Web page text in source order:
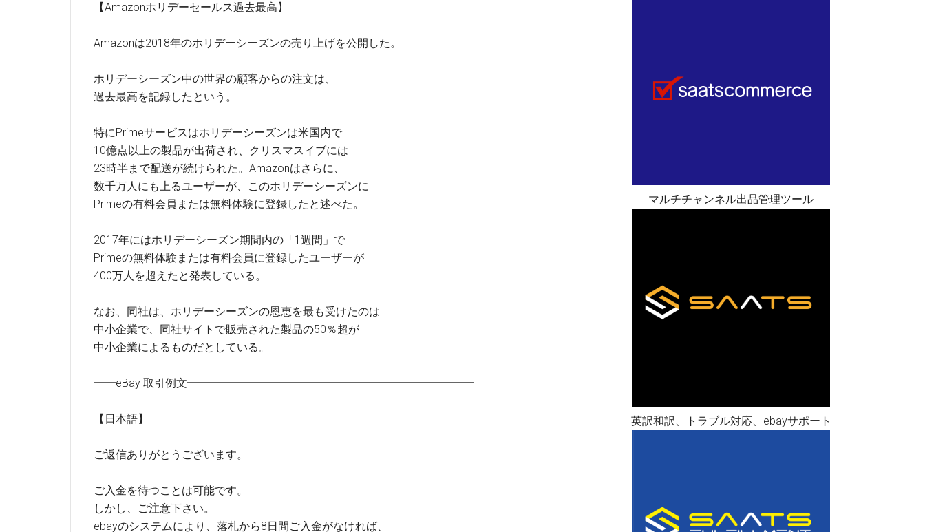
【Amazonホリデーセールス過去最高】
Amazonは2018年のホリデーシーズンの売り上げを公開した。
ホリデーシーズン中の世界の顧客からの注文は、
過去最高を記録したという。
特にPrimeサービスはホリデーシーズンは米国内で
10億点以上の製品が出荷され、クリスマスイブには
23時半まで配送が続けられた。Amazonはさらに、
数千万人にも上るユーザーが、このホリデーシーズンに
Primeの有料会員または無料体験に登録したと述べた。
2017年にはホリデーシーズン期間内の「1週間」で
Primeの無料体験または有料会員に登録したユーザーが
400万人を超えたと発表している。
なお、同社は、ホリデーシーズンの恩恵を最も受けたのは
中小企業で、同社サイトで販売された製品の50％超が
中小企業によるものだとしている。
━━eBay 取引例文━━━━━━━━━━━━━━━━━━━━━━━━━━
【日本語】
ご返信ありがとうございます。
ご入金を待つことは可能です。
しかし、ご注意下さい。
ebayのシステムにより、落札から8日間ご入金がなければ、
マルチチャンネル出品管理ツール
英訳和訳、トラブル対応、ebayサポート